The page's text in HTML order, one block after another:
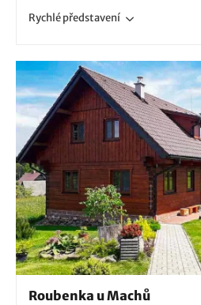
Rychlépředstavení
Roubenka u Machů